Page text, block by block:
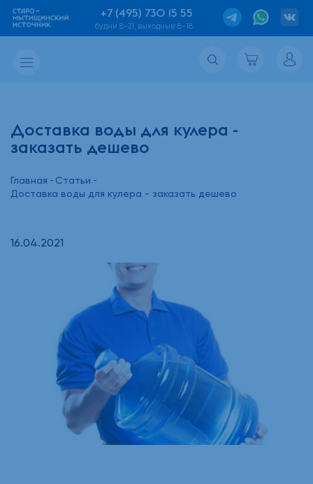
+7 (495) 730 15 55
будни 8-21, выходные 8-18
Доставка воды для кулера -
заказать дешево
Главная
Статьи
Доставка воды для кулера - заказать дешево
16.04.2021